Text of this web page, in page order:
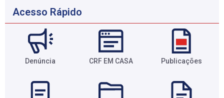
Acesso Rápido
Denúncia CRF EM CASA Publicações